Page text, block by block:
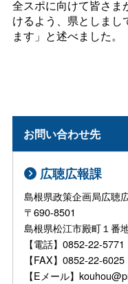
全スポに向けて皆さま
けるよう、県としまし
ます」と述べました。
お問い合わせ先
広聴広報課
島根県政策企画局広聴
〒690-8501
島根県松江市殿町
【電話】0852-22-5771
【FAX】0852-22-6025
【Eメール】